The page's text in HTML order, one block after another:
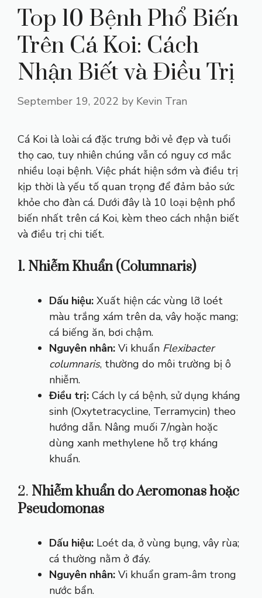
Top 10 Bệnh Phổ Biến
Trên Cá Koi: Cách
Nhận Biết và Điều Trị
September 19, 2022 by Kevin Tran
Cá Koi là loài cá đặc trưng bởi vẻ đẹp và tuổi
thọ cao, tuy nhiên chúng vẫn có nguy cơ mắc
nhiều loại bệnh. Việc phát hiện sớm và điều trị
kịp thời là yếu tố quan trọng để đảm bảo sức
khỏe cho đàn cá. Dưới đây là 10 loại bệnh phổ
biến nhất trên cá Koi, kèm theo cách nhận biết
và điều trị chi tiết.
1. Nhiễm Khuẩn (Columnaris)
Dấu hiệu: Xuất hiện các vùng lỡ loét
màu trắng xám trên da, vây hoặc mang;
cá biếng ăn, bơi chậm.
Nguyên nhân: Vi khuẩn Flexibacter
columnaris, thường do môi trường bị ô
nhiễm.
Điều trị: Cách ly cá bệnh, sử dụng kháng
sinh (Oxytetracycline, Terramycin) theo
hướng dẫn. Nâng muối 7/ngàn hoặc
dùng xanh methylene hỗ trợ kháng
khuẩn.
2. Nhiễm khuẩn do Aeromonas hoặc
Pseudomonas
Dấu hiệu: Loét da, ở vùng bụng, vây rùa;
cá thường nằm ở đáy.
Nguyên nhân: Vi khuẩn gram-âm trong
nước bẩn.